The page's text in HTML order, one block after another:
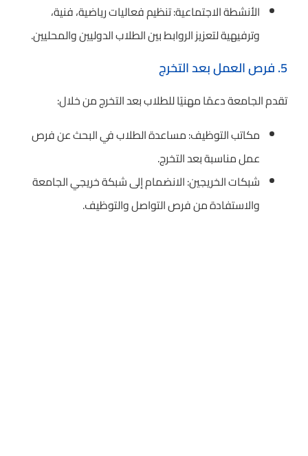
الأنشطة الاجتماعية: تنظيم فعاليات رياضية، فنية،
وترفيهية لتعزيز الروابط بين الطلاب الدوليين والمحليين.
5. فرص العمل بعد التخرج
تقدم الجامعة دعمًا مهنيًا للطلاب بعد التخرج من خلال:
مكاتب التوظيف: مساعدة الطلاب في البحث عن فرص
عمل مناسبة بعد التخرج.
شبكات الخريجين: الانضمام إلى شبكة خريجي الجامعة
والاستفادة من فرص التواصل والتوظيف.